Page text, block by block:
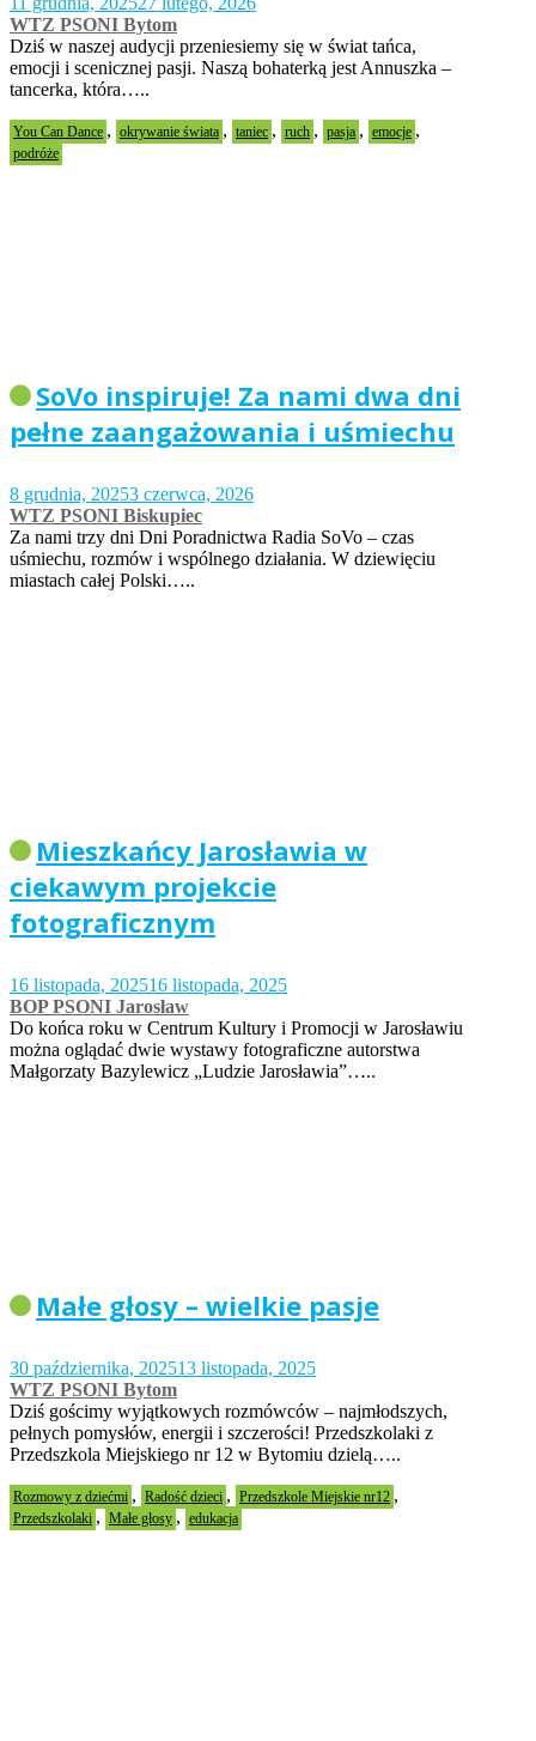
WTZ PSONI Bytom
Dziś w naszej audycji przeniesiemy się w świat tańca,
emocji i scenicznej pasji. Naszą bohaterką jest Annuszka –
tancerka, która…..
You Can Dance , okrywanie świata , taniec , ruch , pasja , emocje ,
podróże
SoVo inspiruje! Za nami dwa dni
pełne zaangażowania i uśmiechu
8 grudnia, 20253 czerwca, 2026
WTZ PSONI Biskupiec
Za nami trzy dni Dni Poradnictwa Radia SoVo – czas
uśmiechu, rozmów i wspólnego działania. W dziewięciu
miastach całej Polski…..
Mieszkańcy Jarosławia w
ciekawym projekcie
fotograficznym
16 listopada, 202516 listopada, 2025
BOP PSONI Jarosław
Do końca roku w Centrum Kultury i Promocji w Jarosławiu
można oglądać dwie wystawy fotograficzne autorstwa
Małgorzaty Bazylewicz „Ludzie Jarosławia”…..
Małe głosy – wielkie pasje
30 października, 202513 listopada, 2025
WTZ PSONI Bytom
Dziś gościmy wyjątkowych rozmówców – najmłodszych,
pełnych pomysłów, energii i szczerości! Przedszkolaki z
Przedszkola Miejskiego nr 12 w Bytomiu dzielą…..
Rozmowy z dziećmi , Radość dzieci , Przedszkole Miejskie nr12 ,
Przedszkolaki , Małe głosy , edukacja